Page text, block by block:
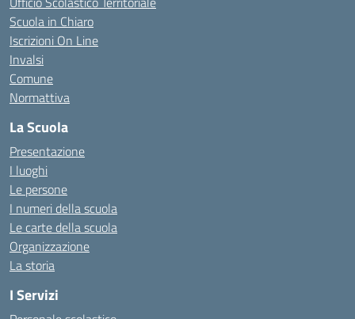
Scuola in Chiaro
Iscrizioni On Line
Invalsi
Comune
Normattiva
La Scuola
Presentazione
I luoghi
Le persone
I numeri della scuola
Le carte della scuola
Organizzazione
La storia
I Servizi